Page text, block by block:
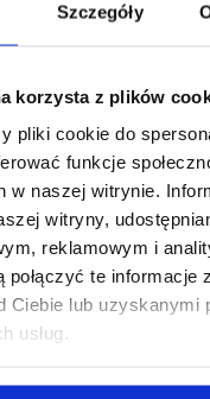
Szczegóły
korzysta z plików
pliki cookie do
funkcje
w naszej witrynie.
witryny,
reklamowym i
połączyć te informacje
Ciebie lub uzyskanymi
usług.
Research at the